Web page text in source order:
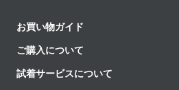
お買い物ガイド
ご購入について
試着サービスについて